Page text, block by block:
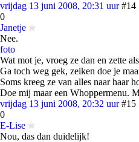
vrijdag 13 juni 2008, 20:31 uur #14
0
Janetje
Nee.
foto
Wat mot je, vroeg ze dan en zette
Ga toch weg gek, zeiken doe je
Soms kreeg ze van alles naar haar
Doe mij maar een Whoppermenu.
vrijdag 13 juni 2008, 20:32 uur #15
0
E-Lise
Nou, das dan duidelijk!